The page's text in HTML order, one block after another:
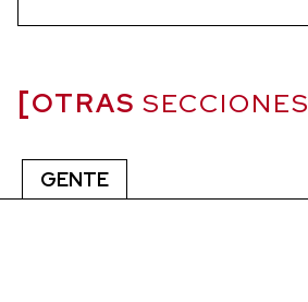
OTRAS SECCIONES
GENTE